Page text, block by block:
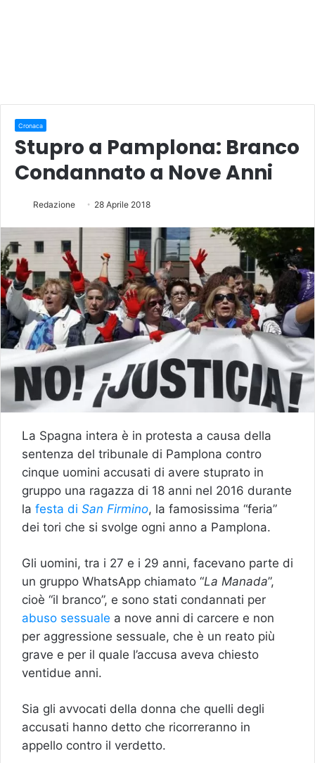
Cronaca
Stupro a Pamplona: Branco
Condannato a Nove Anni
Redazione 28 Aprile 2018
La Spagna intera è in protesta a causa della
sentenza del tribunale di Pamplona contro
cinque uomini accusati di avere stuprato in
gruppo una ragazza di 18 anni nel 2016 durante
la festa di San Firmino, la famosissima “feria”
dei tori che si svolge ogni anno a Pamplona.
Gli uomini, tra i 27 e i 29 anni, facevano parte di
un gruppo WhatsApp chiamato “La Manada”,
cioè “il branco”, e sono stati condannati per
abuso sessuale a nove anni di carcere e non
per aggressione sessuale, che è un reato più
grave e per il quale l’accusa aveva chiesto
ventidue anni.
Sia gli avvocati della donna che quelli degli
accusati hanno detto che ricorreranno in
appello contro il verdetto.